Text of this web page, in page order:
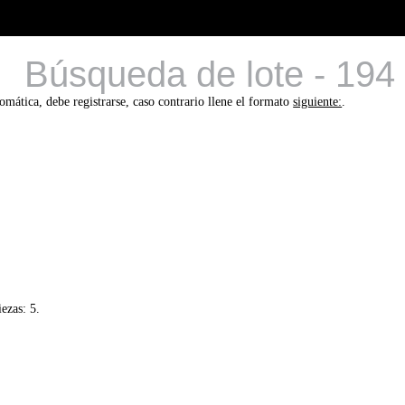
Búsqueda de lote - 194
debe registrarse, caso contrario llene el formatosiguiente:.
5.